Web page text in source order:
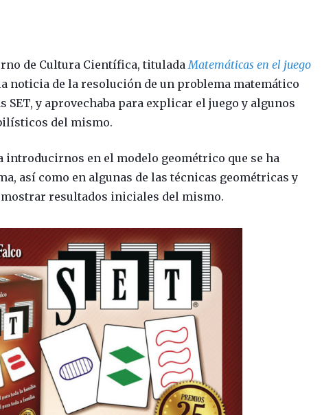
de Cultura Científica, tituladaMatemáticas en el juego
noticia de la resolución de un problema matemático
SET, y aprovechaba para explicar el juego y algunos
del mismo.
introducirnos en el modelo geométrico que se ha
así como en algunas de las técnicas geométricas y
resultados iniciales del mismo.